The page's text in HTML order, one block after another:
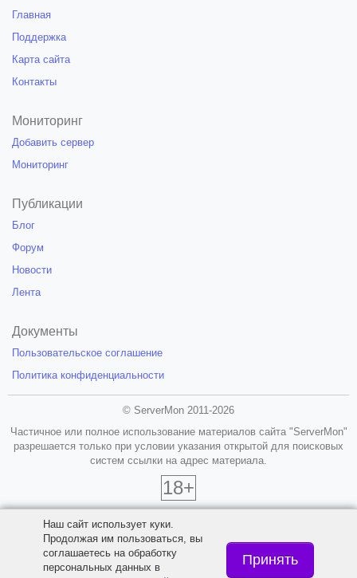
Главная
Поддержка
Карта сайта
Контакты
Мониторинг
Добавить сервер
Мониторинг
Публикации
Блог
Форум
Новости
Лента
Документы
Пользовательское соглашение
Политика конфиденциальности
© ServerMon 2011-2026
Частичное или полное использование материалов сайта "ServerMon"
разрешается только при условии указания открытой для поисковых
систем ссылки на адрес материала.
18+
Наш сайт использует куки.
Продолжая им пользоваться, вы
соглашаетесь на обработку
персональных данных в
Принять